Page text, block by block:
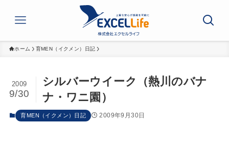
ホーム 育MEN（イクメン）日記
シルバーウイーク（熱川のバナ
ナ・ワニ園）
2009
9/30
育MEN（イクメン）日記 2009年9月30日